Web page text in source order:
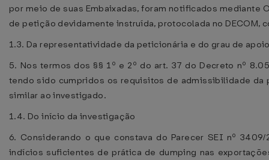
por meio de suas Embaixadas, foram notificados mediante
de petição devidamente instruída, protocolada no
1.3. Da representatividade da peticionária e do grau de
5. Nos termos dos §§ 1º e 2º do art. 37 do Decreto nº
tendo sido cumpridos os requisitos de admissibilidade da
similar ao investigado.
1.4. Do início da investigação
6. Considerando o que constava do Parecer SEI nº
indícios suficientes de prática de dumping nas